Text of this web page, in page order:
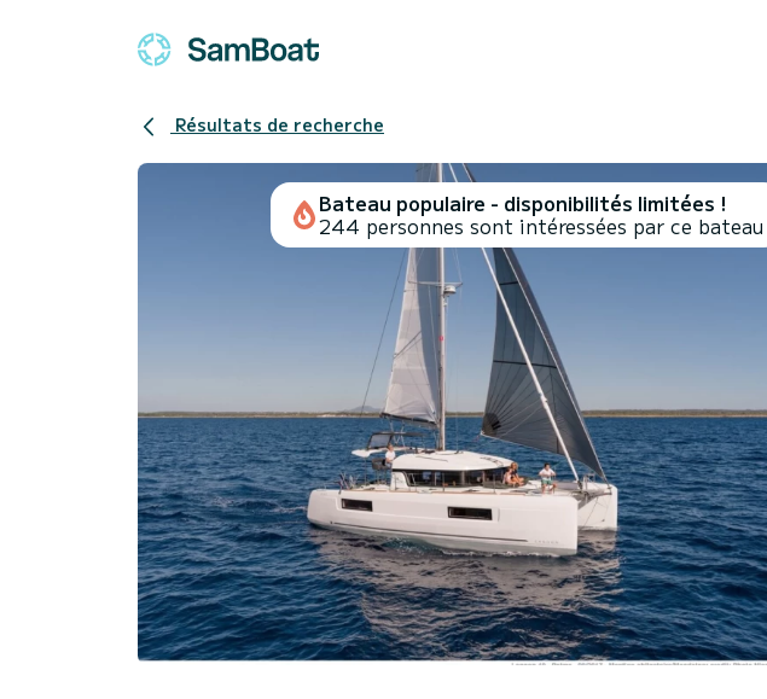
Résultats de recherche
Bateau populaire - disponibilités limitées !
244 personnes sont intéressées par ce bateau